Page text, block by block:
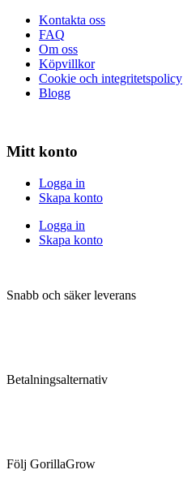
Kontakta oss
FAQ
Om oss
Köpvillkor
Cookie och integritetspolicy
Blogg
Mitt konto
Logga in
Skapa konto
Logga in
Skapa konto
Snabb och säker leverans
Betalningsalternativ
Följ GorillaGrow